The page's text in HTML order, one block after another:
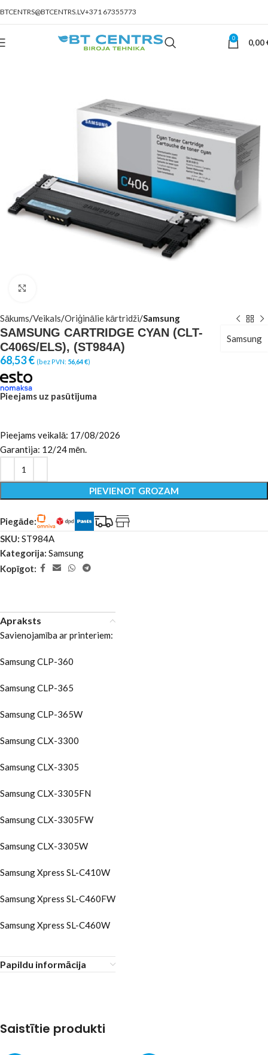
BTCENTRS@BTCENTRS.LV+371 67355773
0 0,00
Sākums Veikals Oriģinālie kārtridži Samsung
SAMSUNG CARTRIDGE CYAN (CLT-
C406S/ELS), (ST984A)
Samsung
68,53€ (bez PVN: 56,64€)
Pieejams uz pasūtījuma
Pieejams veikalā: 17/08/2026
Garantija: 12/24 mēn.
PIEVIENOT GROZAM
Piegāde:
SKU: ST984A
Kategorija: Samsung
Kopīgot:
Apraksts
Savienojamība ar printeriem:
Samsung CLP-360
Samsung CLP-365
Samsung CLP-365W
Samsung CLX-3300
Samsung CLX-3305
Samsung CLX-3305FN
Samsung CLX-3305FW
Samsung CLX-3305W
Samsung Xpress SL-C410W
Samsung Xpress SL-C460FW
Samsung Xpress SL-C460W
Papildu informācija
Saistītie produkti